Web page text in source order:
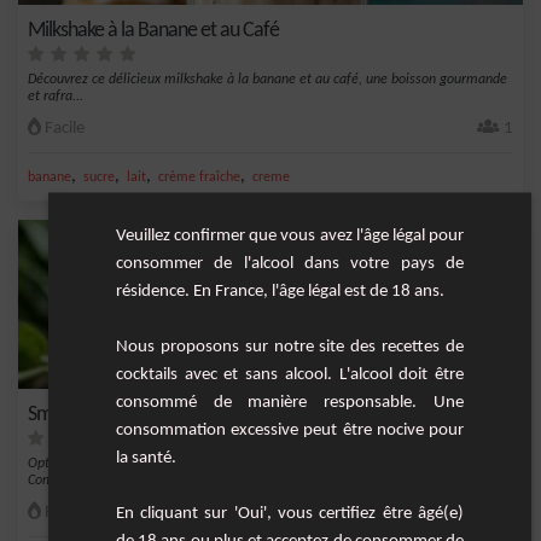
Milkshake à la Banane et au Café
Découvrez ce délicieux milkshake à la banane et au café, une boisson gourmande
et rafra...
Facile 1
banane, sucre, lait, crème fraîche, creme
Smoothie Baies-Épinard
Optez pour un smoothie plein de vitalité avec ce mélange riche en nutriments.
Combinais...
Facile
Veuillez confirmer que vous avez l'âge légal pour
consommer de l'alcool dans votre pays de
résidence. En France, l'âge légal est de 18 ans.
Nous proposons sur notre site des recettes de
cocktails avec et sans alcool. L'alcool doit être
consommé de manière responsable. Une
consommation excessive peut être nocive pour
la santé.
En cliquant sur 'Oui', vous certifiez être âgé(e)